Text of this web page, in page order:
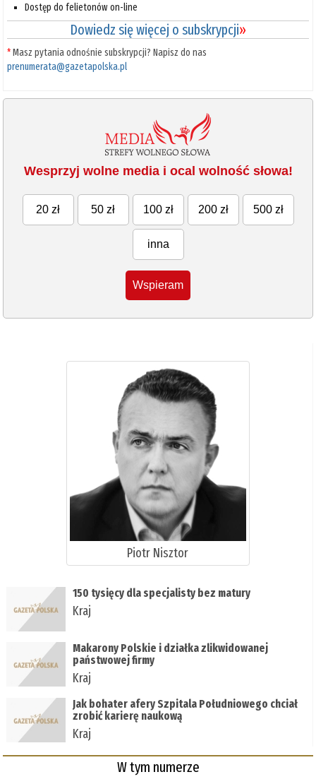
Dostęp do felietonów on-line
Dowiedz się więcej o subskrypcji»
*Masz pytania odnośnie subskrypcji? Napisz do nas
prenumerata@gazetapolska.pl
Wesprzyj wolne media i ocal wolność słowa!
20 zł 50 zł 100 zł 200 zł 500 zł
inna
Wspieram
Piotr Nisztor
150 tysięcy dla specjalisty bez matury
Kraj
Makarony Polskie i działka zlikwidowanej
państwowej firmy
Kraj
Jak bohater afery Szpitala Południowego chciał
zrobić karierę naukową
Kraj
W tym numerze